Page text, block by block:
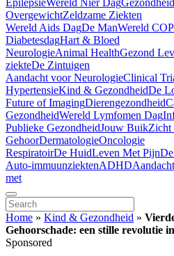
EpilepsieWereld Nier Dag
OvergewichtZeldzame Ziekten
Wereld Aids DagDe ManWereld
DiabetesdagHart & Bloed
NeurologieAnimal HealthGezond
ziekteDe Zintuigen
Aandacht voor NeurologieClinical
HypertensieKind & GezondheidDe
Future of ImagingDierengezondheid
GezondheidWereld Lymfomen Dag
Publieke GezondheidJouw Buik
GehoorDermatologieOncologie
RespiratoirDe HuidLeven Met Pijn
Auto-immuunziektenADHD
met
Home » Kind & Gezondheid »
Gehoorschade: een stille revolutie
Sponsored